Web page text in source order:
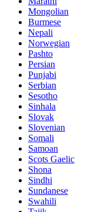
Mongolian
Burmese
Nepali
Norwegian
Pashto
Persian
Punjabi
Serbian
Sesotho
Sinhala
Slovak
Slovenian
Somali
Samoan
Scots Gaelic
Shona
Sindhi
Sundanese
Swahili